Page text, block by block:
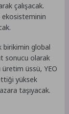
çalışacak.
ekosisteminin
birikimin global
sonucu olarak
üretim üssü, YEO
yüksek
taşıyacak.